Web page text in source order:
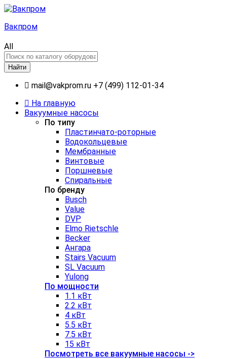
Вакпром
All
Найти
mail@vakprom.ru +7 (499) 112-01-34
На главную
Вакуумные насосы
По типу
Пластинчато-роторные
Водокольцевые
Мембранные
Винтовые
Поршневые
Спиральные
По бренду
Busch
Value
DVP
Elmo Rietschle
Becker
Ангара
Stairs Vacuum
SL Vacuum
Yulong
По мощности
1.1 кВт
2.2 кВт
4 кВт
5.5 кВт
7.5 кВт
15 кВт
Посмотреть все вакуумные насосы ->